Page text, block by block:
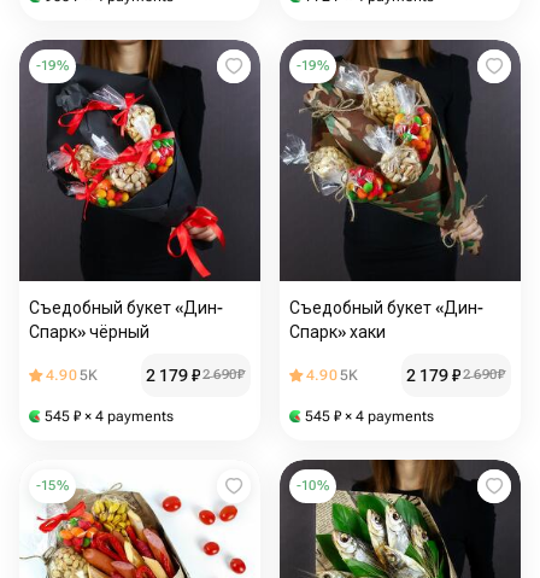
-19%
Съедобный букет «Дин-
Спарк» чёрный
4.905K 2 179₽2 690₽
545 ₽ × 4 payments
-19%
Съедобный букет «Дин-
Спарк» хаки
4.905K 2 179₽2 690₽
545 ₽ × 4 payments
-15% -10%